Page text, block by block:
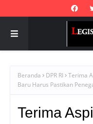
Beranda DPR RI
Terima
Baru Harus Pastikan
Terima